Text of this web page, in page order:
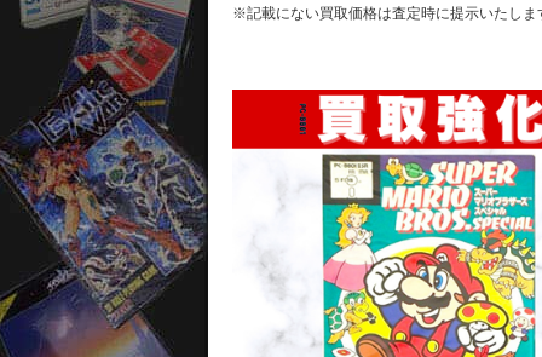
※記載にない買取価格は査定時に提示いたしま